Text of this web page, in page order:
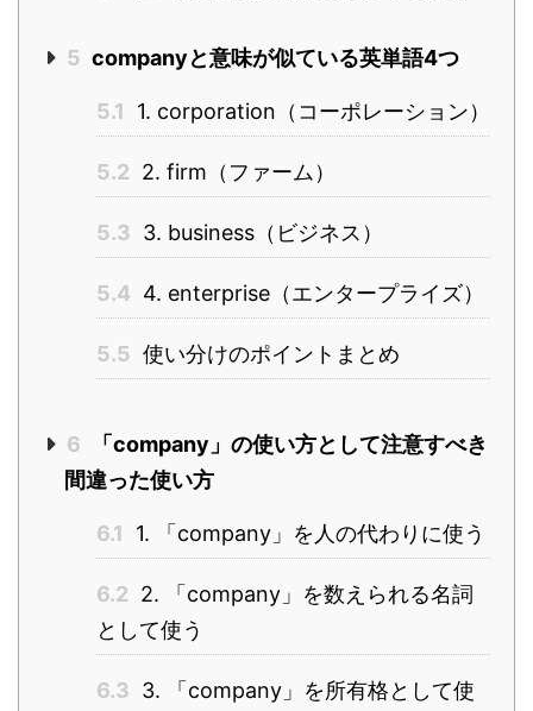
5 companyと意味が似ている英単語4つ
5.1 1. corporation（コーポレーション）
5.2 2. firm（ファーム）
5.3 3. business（ビジネス）
5.4 4. enterprise（エンタープライズ）
5.5 使い分けのポイントまとめ
6
「company」の使い方として注意すべき
間違った使い方
6.1 1. 「company」を人の代わりに使う
6.2 2. 「company」を数えられる名詞
として使う
6.3 3. 「company」を所有格として使